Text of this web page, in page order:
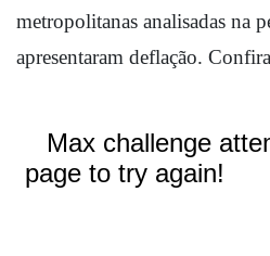
metropolitanas analisadas na
apresentaram deflação.